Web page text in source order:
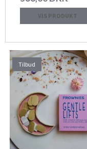
VIS PRODUKT
Tilbud